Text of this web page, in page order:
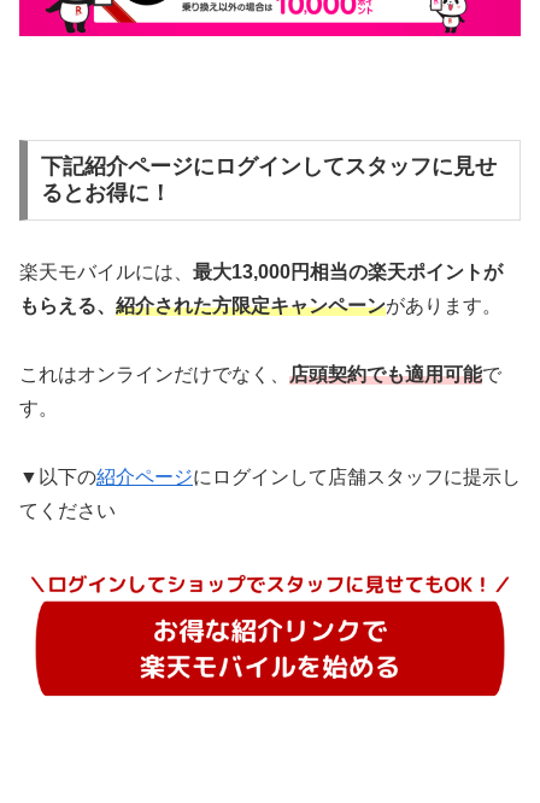
下記紹介ページにログインしてスタッフに見せ
るとお得に！
楽天モバイルには、 最大13,000円相当の楽天ポイントが
もらえる、 紹介された方限定キャンペーンがあります。
これはオンラインだけでなく、 店頭契約でも適用可能で
す。
▼以下の紹介ページにログインして店舗スタッフに提示し
てください